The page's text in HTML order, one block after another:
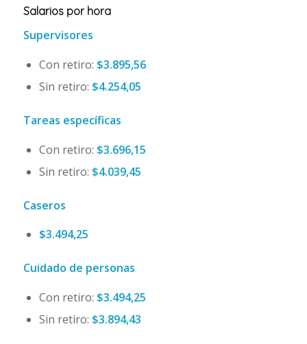
Salarios por hora
Supervisores
Con retiro: $3.895,56
Sin retiro: $4.254,05
Tareas específicas
Con retiro: $3.696,15
Sin retiro: $4.039,45
Caseros
$3.494,25
Cuidado de personas
Con retiro: $3.494,25
Sin retiro: $3.894,43